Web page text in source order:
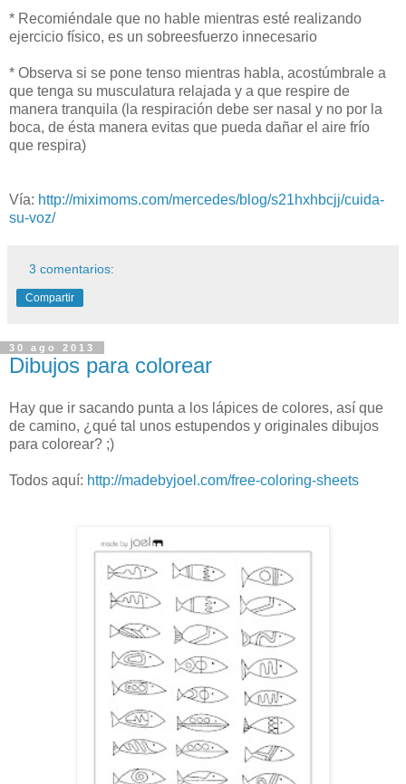
* Recomiéndale que no hable mientras esté realizando
ejercicio físico, es un sobreesfuerzo innecesario
* Observa si se pone tenso mientras habla, acostúmbrale a
que tenga su musculatura relajada y a que respire de
manera tranquila (la respiración debe ser nasal y no por la
boca, de ésta manera evitas que pueda dañar el aire frío
que respira)
Vía: http://miximoms.com/mercedes/blog/s21hxhbcjj/cuida-
su-voz/
3 comentarios:
Compartir
30 ago 2013
Dibujos para colorear
Hay que ir sacando punta a los lápices de colores, así que
de camino, ¿qué tal unos estupendos y originales dibujos
para colorear? ;)
Todos aquí: http://madebyjoel.com/free-coloring-sheets